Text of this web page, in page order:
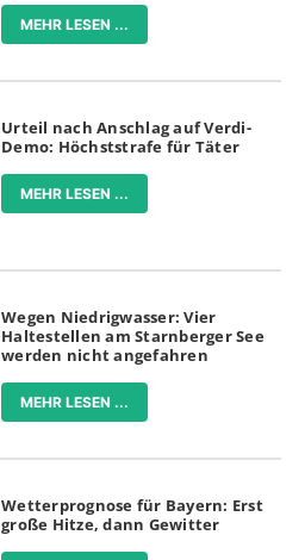
MEHR LESEN ...
Urteil nach Anschlag auf Verdi-
Demo: Höchststrafe für Täter
MEHR LESEN ...
Wegen Niedrigwasser: Vier
Haltestellen am Starnberger See
werden nicht angefahren
MEHR LESEN ...
Wetterprognose für Bayern: Erst
große Hitze, dann Gewitter